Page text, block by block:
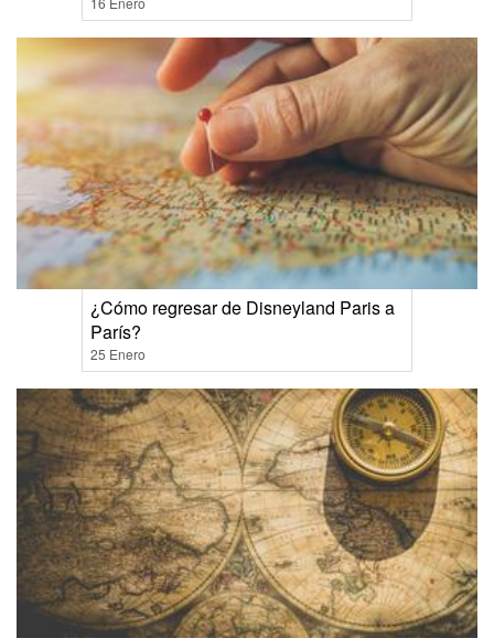
¿Cómo regresar de Disneyland Paris a
París?
25 Enero